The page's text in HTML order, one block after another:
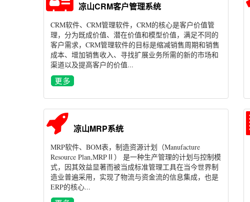
凉山CRM客户管理系统
CRM软件、CRM管理软件，CRM的核心是客户价值管
理，分为既成价值、潜在价值和模型价值，满足不同的
客户需求，CRM管理软件的目标是缩减销售周期和销售
成本、增加销售收入、寻找扩展业务所需的新的市场和
渠道以及提高客户的价值...
凉山MRP系统
MRP软件、BOM表，制造资源计划（Manufacture
Resource Plan,MRPⅡ） 是一种生产管理的计划与控制模
式，因其效益显著而被当成标准管理工具在当今世界制
造业普遍采用，实现了物流与资金流的信息集成，也是
ERP的核心...